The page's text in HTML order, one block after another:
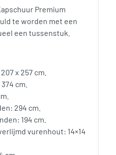
Premium
te worden met een
een tussenstuk.
x 257 cm.
cm.
294 cm.
194 cm.
vurenhout: 14×14